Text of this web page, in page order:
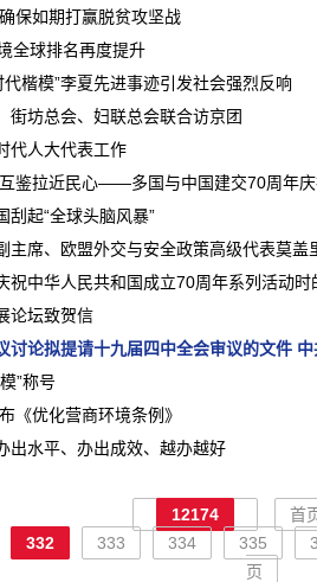
保如期打赢脱贫攻坚战
全球排名再度提升
楷模”李夏先进事迹引发社会强烈反响
街坊总会、妇联总会联合访京团
代人大代表工作
鉴拉近民心——多国与中国建交70周年
刮起“全球头脑风暴”
主席、欧盟外交与安全政策高级代表莫盖
祝中华人民共和国成立70周年系列活动
论坛致贺信
讨论拟提请十九届四中全会审议的文件
”称号
《优化营商环境条例》
出水平、办出成效、越办越好
12174
首
332 333 334 335
页